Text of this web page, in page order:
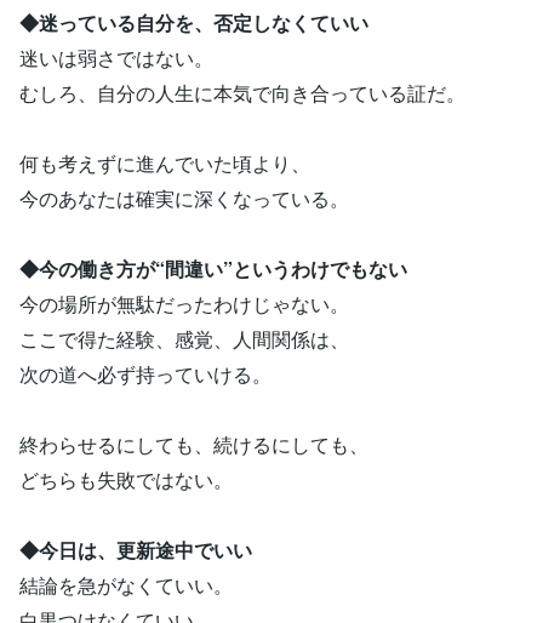
◆迷っている自分を、否定しなくていい
迷いは弱さではない。
むしろ、自分の人生に本気で向き合っている証だ。
何も考えずに進んでいた頃より、
今のあなたは確実に深くなっている。
◆今の働き方が“間違い”というわけでもない
今の場所が無駄だったわけじゃない。
ここで得た経験、感覚、人間関係は、
次の道へ必ず持っていける。
終わらせるにしても、続けるにしても、
どちらも失敗ではない。
◆今日は、更新途中でいい
結論を急がなくていい。